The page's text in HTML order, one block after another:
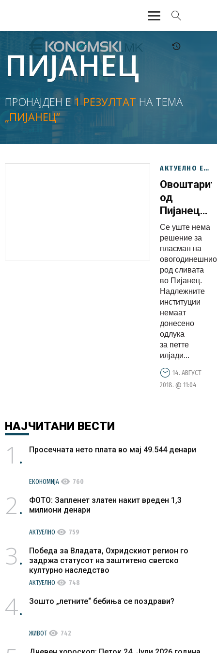
АКТУЕЛНО
ЕКОНОМИЈА
ФИНАНСИИ
БАНКАРСТВО
ЖИВОТ
ПИЈАНЕЦ
ПРОНАЈДЕН Е1 РЕЗУЛТАТ НА ТЕМА
„ПИЈАНЕЦ“
АКТУЕЛНО ЕКОНОМИЈА
од
Пијанец
денес на
протест
поради
со
откупот
на
сливата
Се уште нема
решение за
пласман на
род сливата
во Пијанец.
Надлежните
институции
немаат
донесено
одлука
за петте
илјади...
14. АВГУСТ
2018. @ 11:04
НАЈЧИТАНИ ВЕСТИ
1 Просечната нето плата во мај 49.544 денари
ЕКОНОМИЈА visibility 760
2
ФОТО: Запленет златен накит вреден 1,3
милиони денари
АКТУЕЛНО visibility 759
3
Победа за Владата, Охридскиот регион го
задржа статусот на заштитено светско
културно наследство
АКТУЕЛНО visibility 748
4 Зошто „летните“ бебиња се поздрави?
ЖИВОТvisibility 742